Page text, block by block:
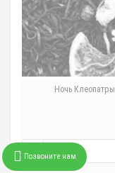
Ночь Клеопатры
Позвоните нам